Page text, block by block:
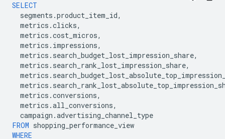
SELECT
segments .product_item_id,
metrics .clicks,
metrics .cost_micros,
metrics . impressions,
metrics . search_budget_lost_impression_share,
metrics . search_rank_lost_impression_share,
metrics .
metrics .
metrics .conversions,
metrics .all_conversions,
campaign .advertising_channel_type
FROM shopping_performance_view
WHERE